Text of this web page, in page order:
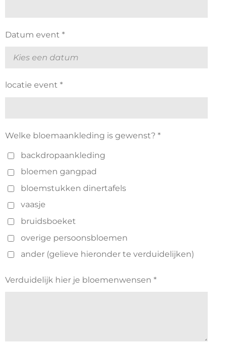
Datum event *
locatie event *
Welke bloemaankleding is gewenst? *
backdropaankleding
bloemen gangpad
bloemstukken dinertafels
vaasje
bruidsboeket
overige persoonsbloemen
ander (gelieve hieronder te verduidelijken)
Verduidelijk hier je bloemenwensen *